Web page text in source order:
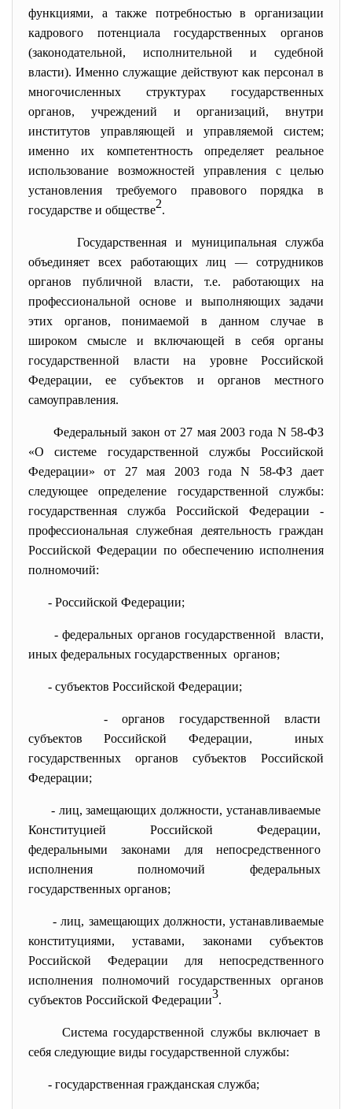
функциями, а также потребностью в организации
кадрового потенциала государственных органов
(законодательной, исполнительной и судебной
власти). Именно служащие действуют как персонал в
многочисленных структурах государственных
органов, учреждений и организаций, внутри
институтов управляющей и управляемой систем;
именно их компетентность определяет реальное
использование возможностей управления с целью
установления требуемого правового порядка в
государстве и обществе2.
Государственная и муниципальная служба
объединяет всех работающих лиц — сотрудников
органов публичной власти, т.е. работающих на
профессиональной основе и выполняющих задачи
этих органов, понимаемой в данном случае в
широком смысле и включающей в себя органы
государственной власти на уровне Российской
Федерации, ее субъектов и органов местного
самоуправления.
Федеральный закон от 27 мая 2003 года N 58-ФЗ
«О системе государственной службы Российской
Федерации» от 27 мая 2003 года N 58-ФЗ дает
следующее определение государственной службы:
государственная служба Российской Федерации -
профессиональная служебная деятельность граждан
Российской Федерации по обеспечению исполнения
полномочий:
- Российской Федерации;
- федеральных органов государственной власти,
иных федеральных государственных органов;
- субъектов Российской Федерации;
- органов государственной власти
субъектов Российской Федерации, иных
государственных органов субъектов Российской
Федерации;
- лиц, замещающих должности,устанавливаемые
Конституцией Российской Федерации,
федеральными законами для непосредственного
исполнения полномочий федеральных
государственных органов;
- лиц, замещающих должности, устанавливаемые
конституциями, уставами, законами субъектов
Российской Федерации для непосредственного
исполнения полномочий государственных органов
субъектов Российской Федерации3.
Система государственной службы включает в
себя следующие виды государственной службы:
- государственная гражданская служба;